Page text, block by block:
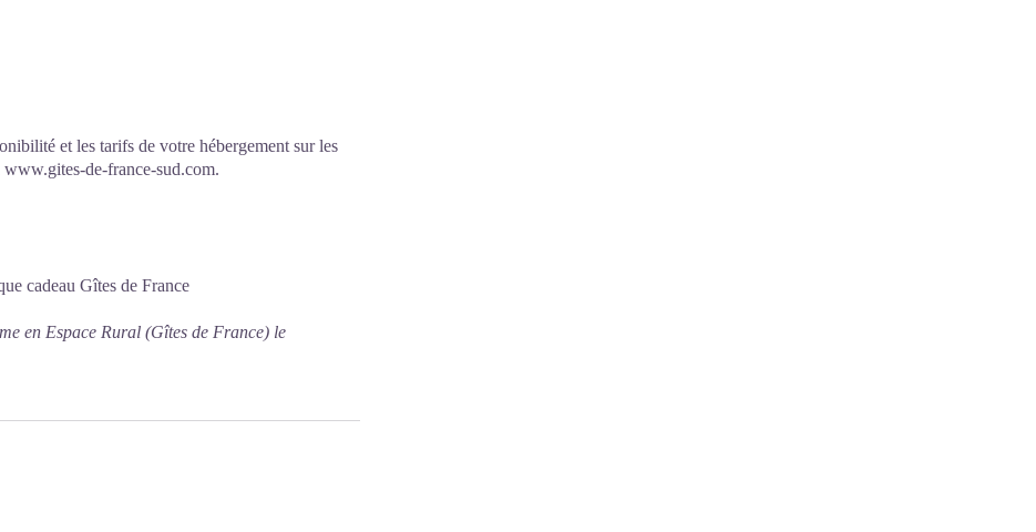
et les tarifs de votre hébergement sur les
de-france-sud.com.
cadeau Gîtes de France
en Espace Rural (Gîtes de France) le